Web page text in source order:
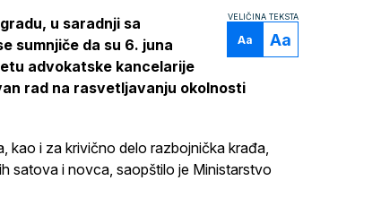
VELIČINA TEKSTA
Aa Aa
u saradnji sa
sumnjiče da su 6. juna
advokatske kancelarije
rad na rasvetljavanju okolnosti
kao i za krivično delo razbojnička krađa,
satova i novca, saopštilo je Ministarstvo